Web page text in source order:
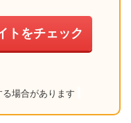
トをチェック
場合があります